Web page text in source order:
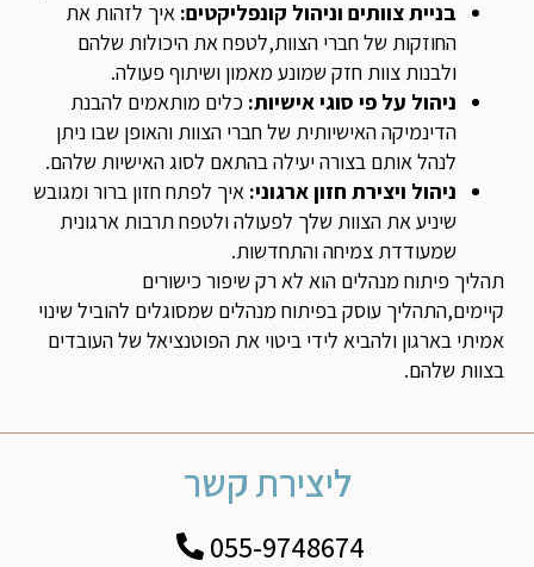
בניית צוותים וניהול קונפליקטים: איך לזהות את
החוזקות של חברי הצוות,לטפח את היכולות שלהם
ולבנות צוות חזק שמונע מאמון ושיתוף פעולה.
ניהול על פי סוגי אישיות: כלים מותאמים להבנת
הדינמיקה האישיותית של חברי הצוות והאופן שבו ניתן
לנהל אותם בצורה יעילה בהתאם לסוג האישיות שלהם.
ניהול ויצירת חזון ארגוני: איך לפתח חזון ברור ומגובש
שיניע את הצוות שלך לפעולה ולטפח תרבות ארגונית
שמעודדת צמיחה והתחדשות.
תהליך פיתוח מנהלים הוא לא רק שיפור כישורים
קיימים,התהליך עוסק בפיתוח מנהלים שמסוגלים להוביל שינוי
אמיתי בארגון ולהביא לידי ביטוי את הפוטנציאל של העובדים
בצוות שלהם.
ליצירת קשר
055-9748674